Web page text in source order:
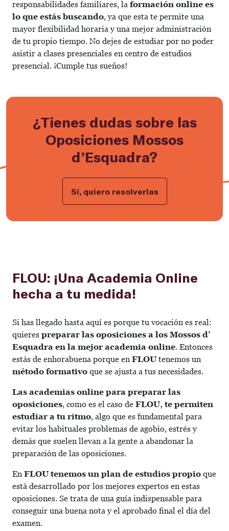
responsabilidades familiares, la formación online es
lo que estás buscando, ya que esta te permite una
mayor flexibilidad horaria y una mejor administración
de tu propio tiempo. No dejes de estudiar por no poder
asistir a clases presenciales en centro de estudios
presencial. ¡Cumple tus sueños!
¿Tienes dudas sobre las
Oposiciones Mossos
d’Esquadra?
Sí, quiero resolverlas
FLOU: ¡Una Academia Online
hecha a tu medida!
Si has llegado hasta aquí es porque tu vocación es real:
quieres preparar las oposiciones a los Mossos d’
Esquadra en la mejor academia online. Entonces
estás de enhorabuena porque en FLOUtenemos un
método formativo que se ajusta a tus necesidades.
Las academias online para preparar las
oposiciones, como es el caso de FLOU, te permiten
estudiar a tu ritmo, algo que es fundamental para
evitar los habituales problemas de agobio, estrés y
demás que suelen llevan a la gente a abandonar la
preparación de las oposiciones.
En FLOU tenemos un plan de estudios propio que
está desarrollado por los mejores expertos en estas
oposiciones. Se trata de una guía indispensable para
conseguir una buena nota y el aprobado final el día del
examen.